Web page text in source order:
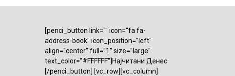
[penci_button link="" icon="fa fa-
address-book" icon_position="left"
align="center" full="1" size="large"
text_color="#FFFFFF"]Најчитани Денес
[/penci_button] [vc_row][vc_column]